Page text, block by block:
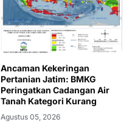
Ancaman Kekeringan
Pertanian Jatim: BMKG
Peringatkan Cadangan Air
Tanah Kategori Kurang
Agustus 05, 2026